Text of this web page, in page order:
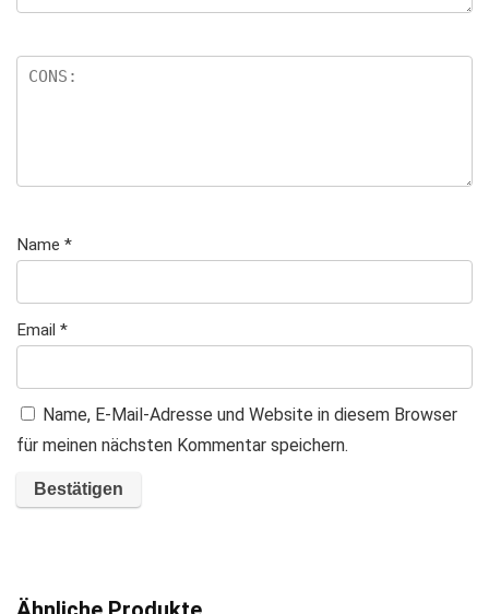
Name *
Email *
Name, E-Mail-Adresse und Website in diesem Browser
für meinen nächsten Kommentar speichern.
t